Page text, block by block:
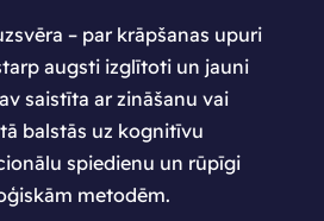
– par krāpšanas upuri
augsti izglītoti un jauni
saistīta ar zināšanu vai
balstās uz kognitīvu
spiedienu un rūpīgi
metodēm.